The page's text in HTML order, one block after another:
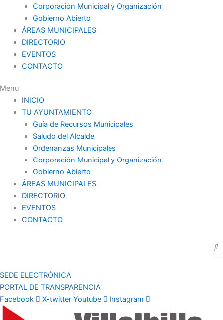
Corporación Municipal y Organización
Gobierno Abierto
ÁREAS MUNICIPALES
DIRECTORIO
EVENTOS
CONTACTO
Menu
INICIO
TU AYUNTAMIENTO
Guía de Recursos Municipales
Saludo del Alcalde
Ordenanzas Municipales
Corporación Municipal y Organización
Gobierno Abierto
ÁREAS MUNICIPALES
DIRECTORIO
EVENTOS
CONTACTO
SEDE ELECTRÓNICA
PORTAL DE TRANSPARENCIA
Facebook
X-twitter Youtube Instagram